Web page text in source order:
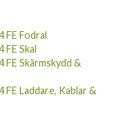
FE Fodral
FE Skal
FE Skärmskydd &
FE Laddare, Kablar &